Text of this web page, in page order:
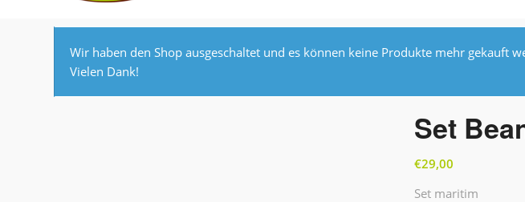
Wir haben den Shop ausgeschaltet und es können keine Produkte mehr
Vielen Dank!
Set
€29,00
Set maritim